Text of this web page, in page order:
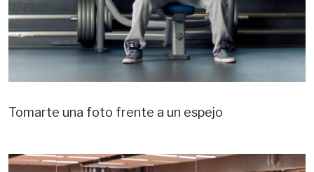
Tomarte una foto frente a un espejo